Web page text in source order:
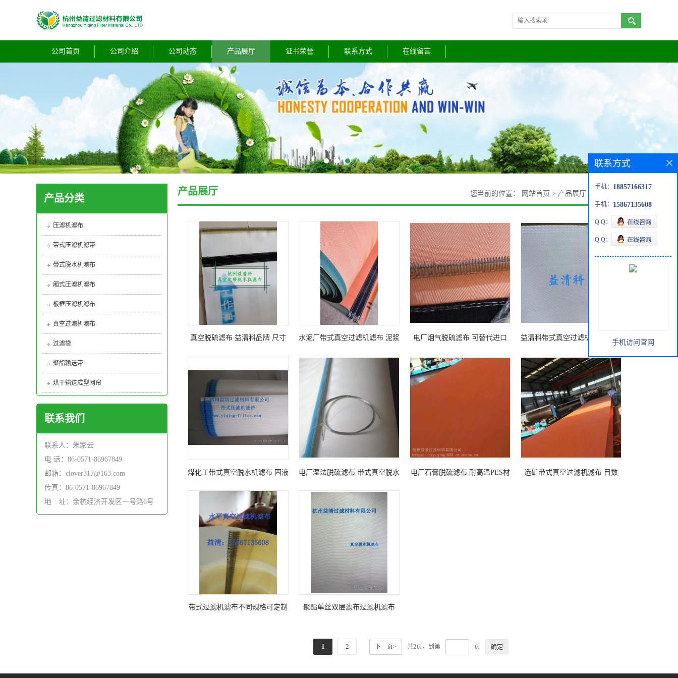
公司首页 公司介绍 公司动态 产品展厅 证书荣誉 联系方式 在线留言
产品分类
压滤机滤布
带式压滤机滤带
带式脱水机滤布
厢式压滤机滤布
板框压滤机滤布
真空过滤机滤布
过滤袋
聚酯输送带
烘干输送成型网帘
联系我们
联系人：朱家云
电 话：86-0571-86967849
邮箱：clover317@163.com
传真：86-0571-86967849
地 址：余杭经济开发区一号路6号
产品展厅 您当前的位置： 网站首页 > 产品展厅
真空脱硫滤布 益清科品牌 尺寸
水泥厂带式真空过滤机滤布 泥浆
电厂烟气脱硫滤布 可替代进口
益清科带式真空过滤机滤布 加厚
煤化工带式真空脱水机滤布 固液
电厂湿法脱硫滤布 带式真空脱水
磨
电厂石膏脱硫滤布 耐高温PES材
选矿带式真空过滤机滤布 目数
带式过滤机滤布不同规格可定制 聚酯单丝双层滤布过滤机滤布
1 2 下一页> 共2页，到第 页
联系方式
手机： 18857166317
手机： 15867135608
Q Q：
Q Q：
手机访问官网